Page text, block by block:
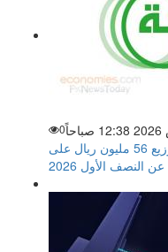
0
أسمنت المدينة السعودية تقرر توزيع 56 مليون ريال على
النصف الأول 2026